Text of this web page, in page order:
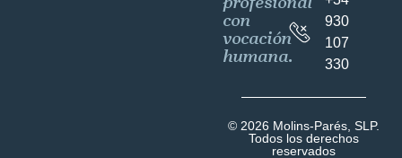
con
vocación
humana.
930
107
330
© 2026 Molins-Parés, SLP.
Todos los derechos
reservados